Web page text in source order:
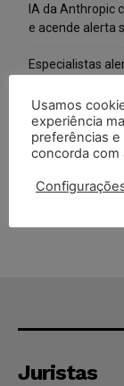
IA da Anthropic
e acende alerta
Especialistas
TSE reforça
invioláveis após
STF inicia
dos jogos de
Juristas
Usamos
experiência
preferências e
concorda com